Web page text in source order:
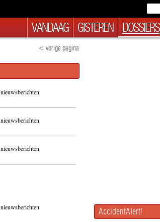
VANDAAG GISTEREN DOSSIERS
< vorige pagina
nieuwsberichten
nieuwsberichten
nieuwsberichten
nieuwsberichten AccidentAlert!